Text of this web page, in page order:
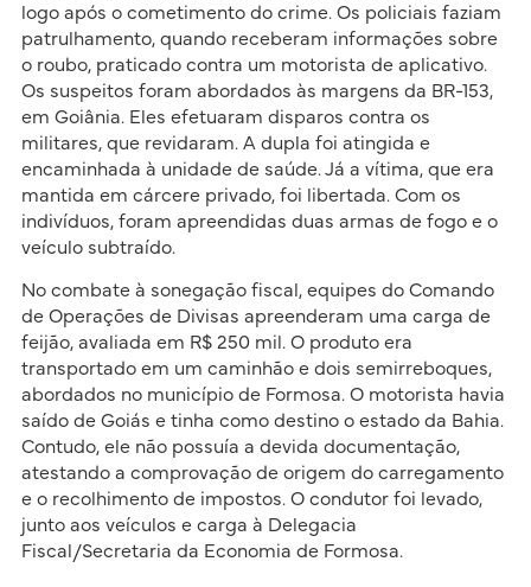
logo após o cometimento do crime. Os policiais faziam
patrulhamento, quando receberam informações sobre
o roubo, praticado contra um motorista de aplicativo.
Os suspeitos foram abordados às margens da BR-153,
em Goiânia. Eles efetuaram disparos contra os
militares, que revidaram. A dupla foi atingida e
encaminhada à unidade de saúde. Já a vítima, que era
mantida em cárcere privado, foi libertada. Com os
indivíduos, foram apreendidas duas armas de fogo e o
veículo subtraído.
No combate à sonegação fiscal, equipes do Comando
de Operações de Divisas apreenderam uma carga de
feijão, avaliada em R$ 250 mil. O produto era
transportado em um caminhão e dois semirreboques,
abordados no município de Formosa. O motorista havia
saído de Goiás e tinha como destino o estado da Bahia.
Contudo, ele não possuía a devida documentação,
atestando a comprovação de origem do carregamento
e o recolhimento de impostos. O condutor foi levado,
junto aos veículos e carga à Delegacia
Fiscal/Secretaria da Economia de Formosa.